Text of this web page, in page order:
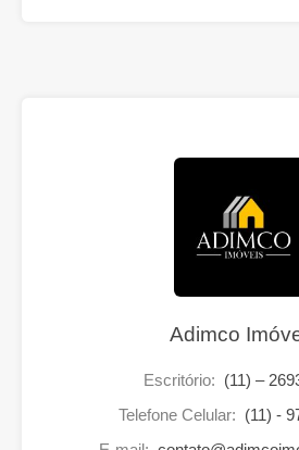
Adimco
Escritório: (11) –
Telefone Celular: (11) -